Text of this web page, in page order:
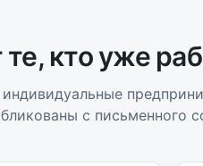
те, кто уже
с письменного